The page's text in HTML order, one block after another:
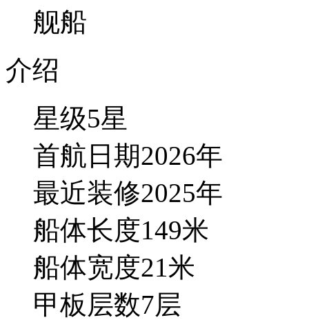
舰船
介绍
星级5星
首航日期2026年
最近装修2025年
船体长度149米
船体宽度21米
甲板层数7层